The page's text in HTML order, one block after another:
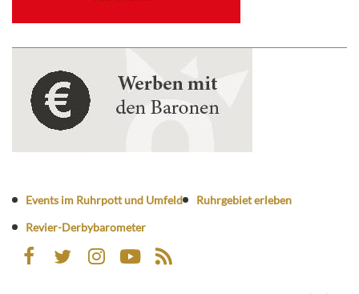
Events im Ruhrpott und Umfeld
Ruhrgebiet erleben
Revier-Derbybarometer